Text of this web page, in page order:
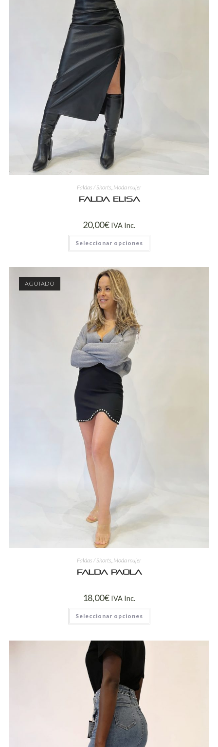
Faldas / Shorts Moda mujer
Falda Elisa
20,00€ IVA Inc.
Seleccionar opciones
AGOTADO
Faldas / Shorts, Moda mujer
Falda Paola
18,00€ IVA Inc.
Seleccionar opciones